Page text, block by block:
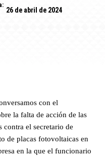
26 de abril de 2024
con el
la falta de acción de las
contra el secretario de
de placas fotovoltaicas en
en la que el funcionario